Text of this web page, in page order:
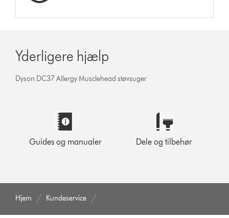
Yderligere hjælp
Dyson DC37 Allergy Musclehead støvsuger
Guides og manualer Dele og tilbehør
Hjem Kundeservice